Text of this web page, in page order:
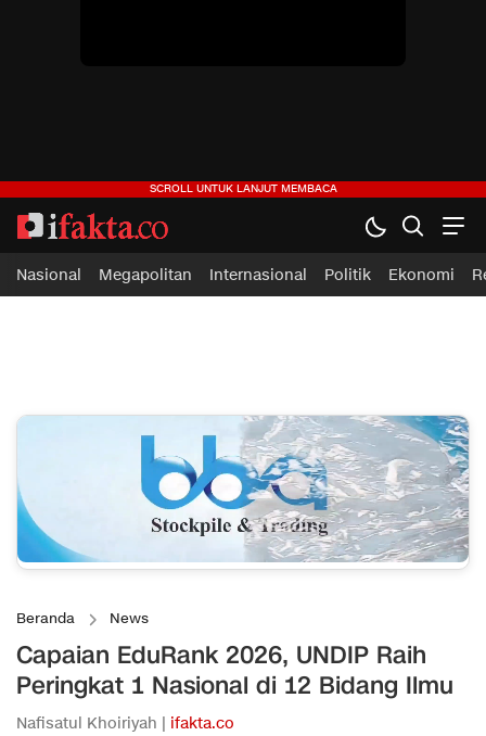
Nasional Megapolitan Internasional Politik Ekonomi
Beranda News
Capaian EduRank 2026, UNDIP Raih
Peringkat 1 Nasional di 12 Bidang Ilmu
Nafisatul Khoiriyah | ifakta.co